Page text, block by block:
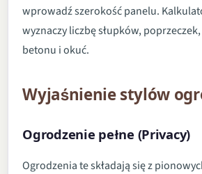
wprowadź szerokość panelu.
wyznaczy liczbę słupków,
betonu i okuć.
Wyjaśnienie stylów
Ogrodzenie pełne (Privacy)
Ogrodzenia te składają się z